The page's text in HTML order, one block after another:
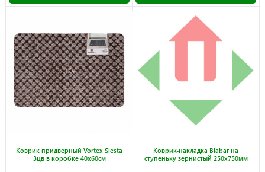
Коврик придверный Vortex Siesta
3цв в коробке 40x60см
Коврик-накладка Blabar на
ступеньку зернистый 250x750мм